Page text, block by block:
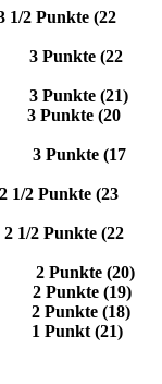
(22
(22
(21)
(20
(17
(23
(22
(20)
(19)
(18)
(21)